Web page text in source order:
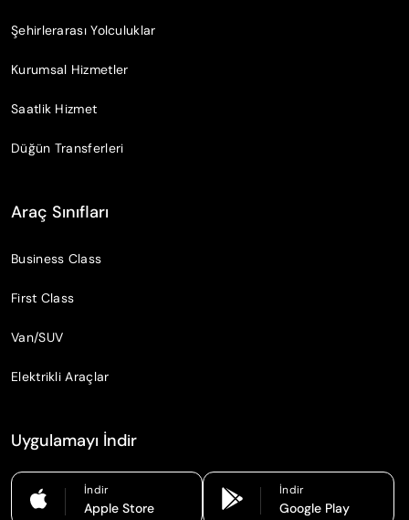
Şehirlerarası Yolculuklar
Kurumsal Hizmetler
Saatlik Hizmet
Düğün Transferleri
Araç Sınıfları
Business Class
First Class
Van/SUV
Elektrikli Araçlar
Uygulamayı İndir
İndir
Apple Store
İndir
Google Play